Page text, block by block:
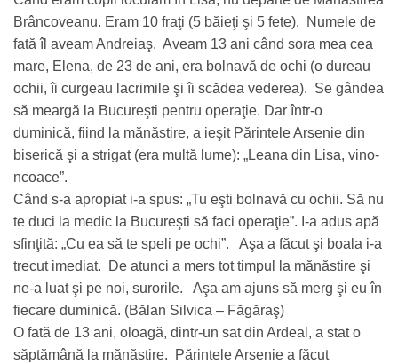
Brâncoveanu. Eram 10 fraţi (5 băieţi şi 5 fete). Numele de
fată îl aveam Andreiaş. Aveam 13 ani când sora mea cea
mare, Elena, de 23 de ani, era bolnavă de ochi (o dureau
ochii, îi curgeau lacrimile şi îi scădea vederea). Se gândea
să meargă la Bucureşti pentru operaţie. Dar într-o
duminică, fiind la mănăstire, a ieşit Părintele Arsenie din
biserică şi a strigat (era multă lume): „Leana din Lisa, vino-
ncoace”.
Când s-a apropiat i-a spus: „Tu eşti bolnavă cu ochii. Să nu
te duci la medic la Bucureşti să faci operaţie”. I-a adus apă
sfinţită: „Cu ea să te speli pe ochi”. Aşa a făcut şi boala i-a
trecut imediat. De atunci a mers tot timpul la mănăstire şi
ne-a luat şi pe noi, surorile. Aşa am ajuns să merg şi eu în
fiecare duminică. (Bălan Silvica – Făgăraş)
O fată de 13 ani, oloagă, dintr-un sat din Ardeal, a stat o
săptămână la mănăstire. Părintele Arsenie a făcut